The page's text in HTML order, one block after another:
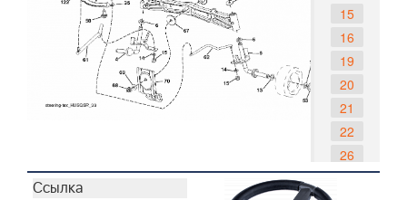
15
16
19
20
21
22
26
28